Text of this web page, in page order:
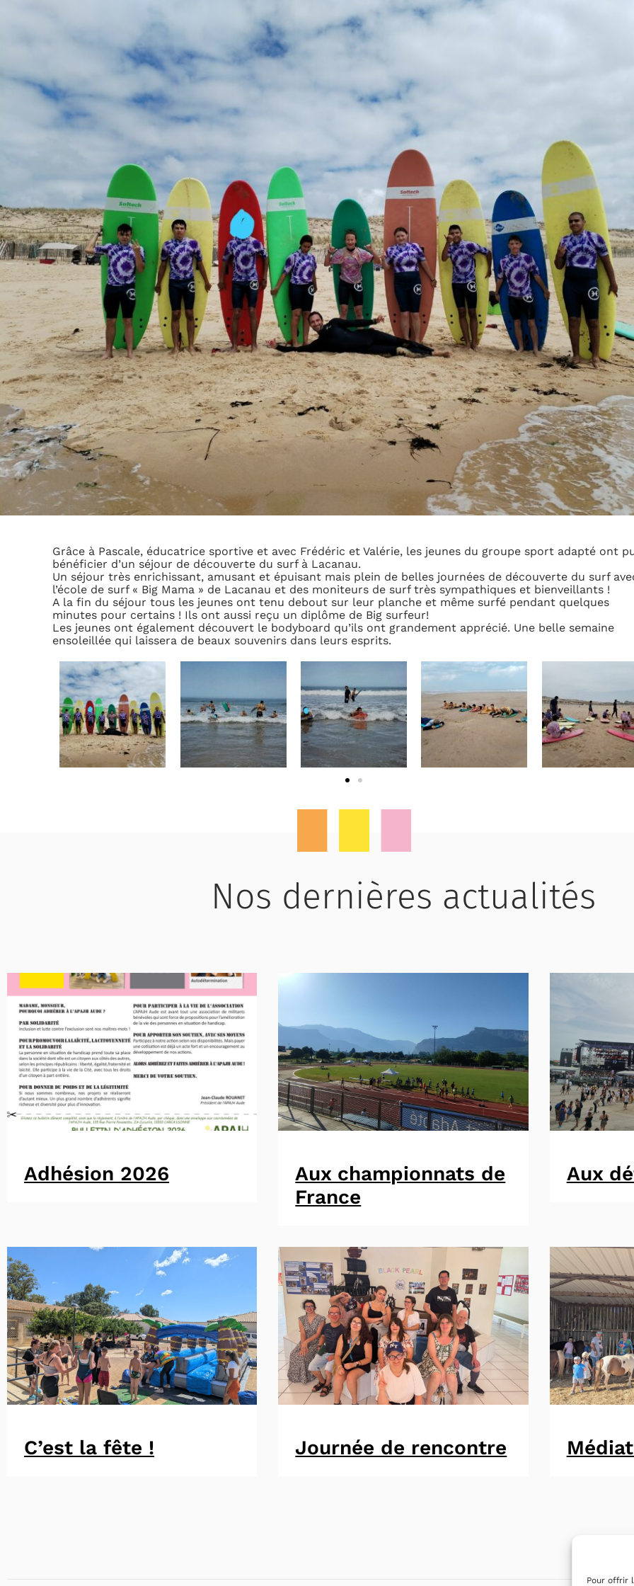
Pour offrir
Grâce à Pascale, éducatrice sportive et avec Frédéric et Valérie, les jeunes du groupe sport adapté ont
bénéficier d’un séjour de découverte du surf à Lacanau.
Un séjour très enrichissant, amusant et épuisant mais plein de belles journées de découverte du surf
l’école de surf « Big Mama » de Lacanau et des moniteurs de surf très sympathiques et bienveillants !
A la fin du séjour tous les jeunes ont tenu debout sur leur planche et même surfé pendant quelques
minutes pour certains ! Ils ont aussi reçu un diplôme de Big surfeur!
Les jeunes ont également découvert le bodyboard qu’ils ont grandement apprécié. Une belle semaine
ensoleillée qui laissera de beaux souvenirs dans leurs esprits.
Nos dernières actualités
Adhésion 2026
Aux championnats de
France
Aux
C’est la fête ! Journée de rencontre